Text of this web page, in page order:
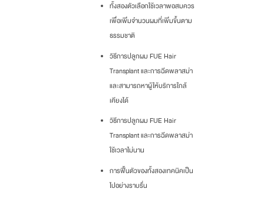
ทั้งสองตัวเลือกใช้เวลาพอสมควร
เพื่อเพิ่มจำนวนผมที่เพิ่มขึ้นตาม
ธรรมชาติ
วิธีการปลูกผม FUE Hair
Transplant และการฉีดพลาสม่า
และสามารถหาผู้ให้บริการใกล้
เคียงได้
วิธีการปลูกผม FUE Hair
Transplant และการฉีดพลาสม่า
ใช้เวลาไม่นาน
การฟื้นตัวของทั้งสองเทคนิคเป็น
ไปอย่างราบรื่น